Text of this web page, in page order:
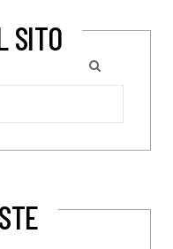
SITO